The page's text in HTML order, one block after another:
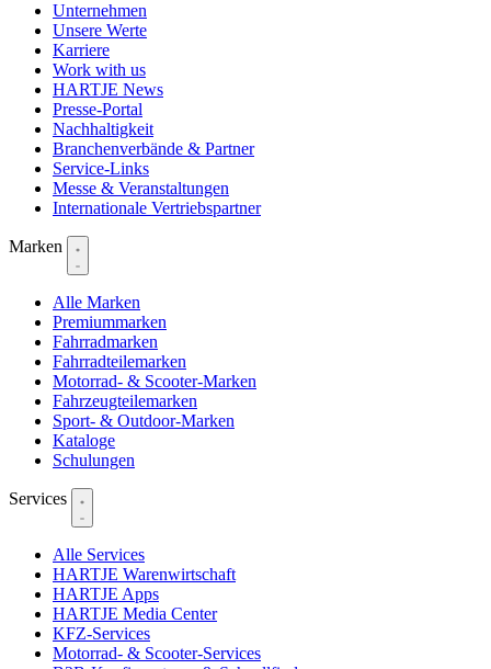
Unternehmen
Unsere Werte
Karriere
Work with us
HARTJE News
Presse-Portal
Nachhaltigkeit
Branchenverbände & Partner
Service-Links
Messe & Veranstaltungen
Internationale Vertriebspartner
Marken
Alle Marken
Premiummarken
Fahrradmarken
Fahrradteilemarken
Motorrad- & Scooter-Marken
Fahrzeugteilemarken
Sport- & Outdoor-Marken
Kataloge
Schulungen
Services
Alle Services
HARTJE Warenwirtschaft
HARTJE Apps
HARTJE Media Center
KFZ-Services
Motorrad- & Scooter-Services